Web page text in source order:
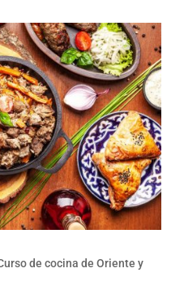
de cocina de Oriente y